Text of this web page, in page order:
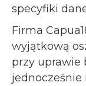
specyfiki
Firma
wyjątkową
przy uprawie